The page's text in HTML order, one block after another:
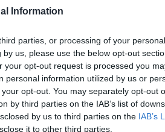
Information
parties, or processing of your
us, please use the below opt-out
opt-out request is processed you
personal information utilized by us or
opt-out. You may separately opt-out
by third parties on the IAB’s list of
by us to third parties on the IAB’s
it to other third parties.
nesse hotel?
nesse hotel? SIM